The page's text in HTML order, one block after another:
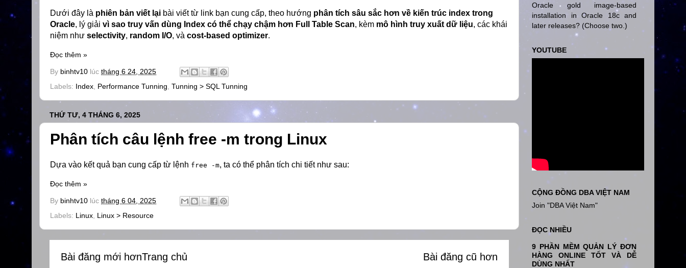
Dưới đây là phiên bản viết lại bài viết từ link bạn cung cấp, theo hướng phân tích sâu sắc hơn về kiến trúc index trong
Oracle, lý giải vì sao truy vấn dùng Index có thể chạy chậm hơn Full Table Scan, kèm mô hình truy xuất dữ liệu, các khái
niệm như selectivity, random I/O, và cost-based optimizer.
Đọc thêm »
By binhtv10 lúc tháng 6 24, 2025
Labels: Index Performance Tunning Tunning > SQL Tunning
THỨ TƯ, 4 THÁNG 6, 2025
Phân tích câu lệnh free -m trong Linux
Dựa vào kết quả bạn cung cấp từ lệnh free -m, ta có thể phân tích chi tiết như sau:
Đọc thêm »
By binhtv10 lúc tháng 6 04, 2025
Labels: Linux Linux > Resource
Bài đăng mới hơn Bài đăng cũ hơn
Trang chủ
Oracle gold image-based
installation in Oracle 18c and
later releases? (Choose two.)
YOUTUBE
CỘNG ĐỒNG DBA VIỆT NAM
Join "DBA Việt Nam"
ĐỌC NHIỀU
9 PHẦN MỀM QUẢN LÝ ĐƠN
HÀNG ONLINE TỐT VÀ DỄ
DÙNG NHẤT